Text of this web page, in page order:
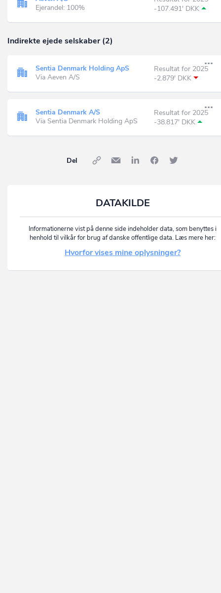
Ejerandel: 100%
-107.491' DKK
Indirekte ejede selskaber (2)
Sentia Denmark Holding ApS
Via Aeven A/S
Resultat for 2025
-2.879' DKK
Sentia Denmark A/S
Via Sentia Denmark Holding ApS
Resultat for 2025
-38.817' DKK
Del
DATAKILDE
Informationerne vist på denne side indeholder data, som benyttes i
henhold til vilkår for brug af danske offentlige data. Læs mere her:
Hvorfor vises mine oplysninger?